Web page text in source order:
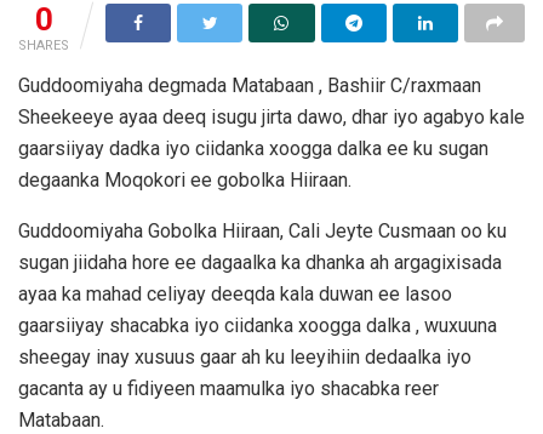
0
SHARES
Guddoomiyaha degmada Matabaan , Bashiir C/raxmaan
Sheekeeye ayaa deeq isugu jirta dawo, dhar iyo agabyo kale
gaarsiiyay dadka iyo ciidanka xoogga dalka ee ku sugan
degaanka Moqokori ee gobolka Hiiraan.
Guddoomiyaha Gobolka Hiiraan, Cali Jeyte Cusmaan oo ku
sugan jiidaha hore ee dagaalka ka dhanka ah argagixisada
ayaa ka mahad celiyay deeqda kala duwan ee lasoo
gaarsiiyay shacabka iyo ciidanka xoogga dalka , wuxuuna
sheegay inay xusuus gaar ah ku leeyihiin dedaalka iyo
gacanta ay u fidiyeen maamulka iyo shacabka reer
Matabaan.